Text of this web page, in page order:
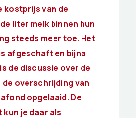
kostprijs van de
liter melk binnen hun
steeds meer toe. Het
afgeschaft en bijna
de discussie over de
de overschrijding van
opgelaaid. De
je daar als